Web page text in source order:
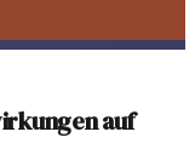
auf